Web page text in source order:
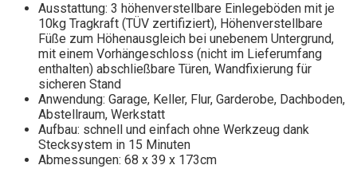
Ausstattung: 3 höhenverstellbare Einlegeböden mit je
10kg Tragkraft (TÜV zertifiziert), Höhenverstellbare
Füße zum Höhenausgleich bei unebenem Untergrund,
mit einem Vorhängeschloss (nicht im Lieferumfang
enthalten) abschließbare Türen, Wandfixierung für
sicheren Stand
Anwendung: Garage, Keller, Flur, Garderobe, Dachboden,
Abstellraum, Werkstatt
Aufbau: schnell und einfach ohne Werkzeug dank
Stecksystem in 15 Minuten
Abmessungen: 68 x 39 x 173cm